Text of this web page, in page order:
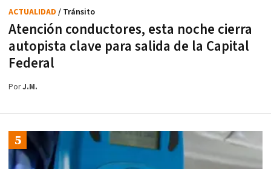
Atención conductores, esta noche cierra
autopista clave para salida de la Capital
Federal
ACTUALIDAD / Tránsito
PorJ.M.